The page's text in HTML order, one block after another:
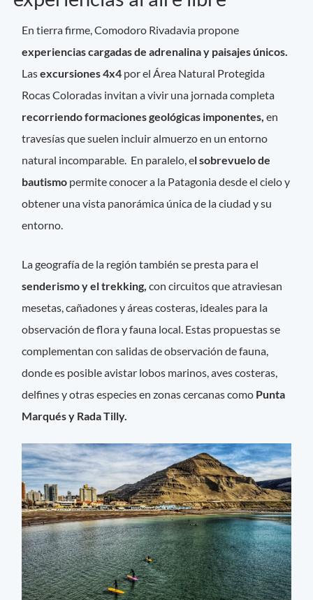
En tierra firme, Comodoro Rivadavia propone
experiencias cargadas de adrenalina y paisajes únicos.
Lasexcursiones 4x4 por el Área Natural Protegida
Rocas Coloradas invitan a vivir una jornada completa
recorriendo formaciones geológicas imponentes, en
travesías que suelen incluir almuerzo en un entorno
natural incomparable. En paralelo, el sobrevuelo de
bautismo permite conocer a la Patagonia desde el cielo y
obtener una vista panorámica única de la ciudad y su
entorno.
La geografía de la región también se presta para el
senderismo y el trekking, con circuitos que atraviesan
mesetas, cañadones y áreas costeras, ideales para la
observación de flora y fauna local. Estas propuestas se
complementan con salidas de observación de fauna,
donde es posible avistar lobos marinos, aves costeras,
delfines y otras especies en zonas cercanas como Punta
Marqués y Rada Tilly.